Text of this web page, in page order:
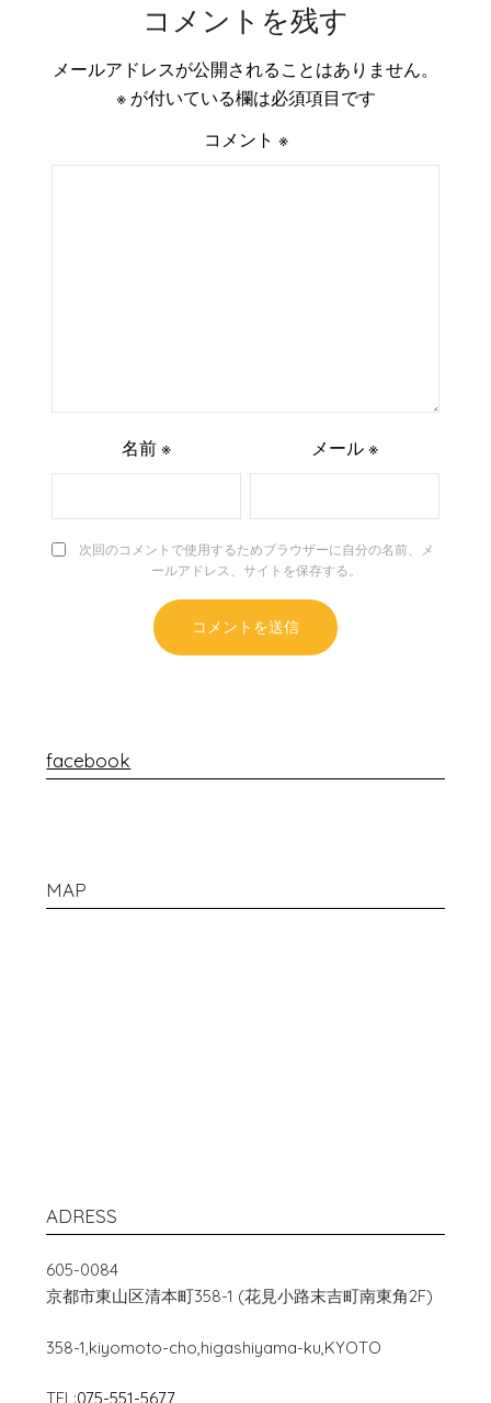
コメントを残す
メールアドレスが公開されることはありません。
※が付いている欄は必須項目です
コメント ※
名前※ メール ※
次回のコメントで使用するためブラウザーに自分の名前、メ
ールアドレス、サイトを保存する。
facebook
MAP
ADRESS
605-0084
京都市東山区清本町358-1 (花見小路末吉町南東角2F)
358-1,kiyomoto-cho,higashiyama-ku,KYOTO
TEL:075-551-5677